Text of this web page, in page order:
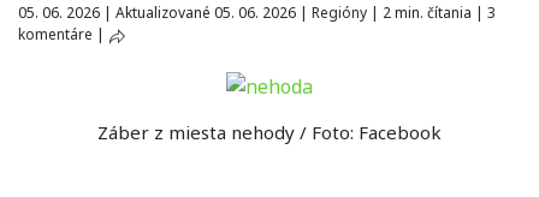
05. 06. 2026 | Aktualizované 05. 06. 2026 | Regióny | 2 min. čítania | 3
komentáre |
Záber z miesta nehody / Foto: Facebook